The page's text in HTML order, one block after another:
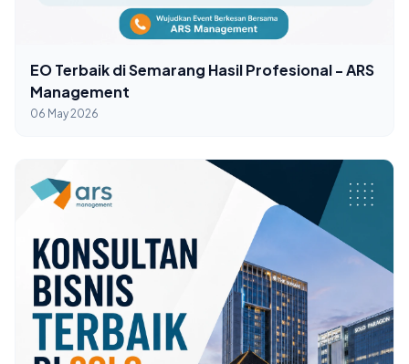
EO Terbaik di Semarang Hasil Profesional - ARS
Management
06 May 2026